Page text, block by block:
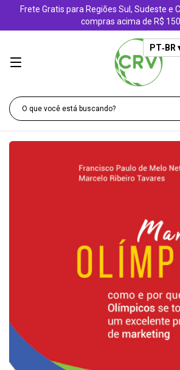
Frete Gratis para Regiões Sul, Sudeste e
compras acima de R$
PT‑BR